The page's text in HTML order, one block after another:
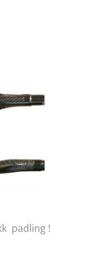
padling !